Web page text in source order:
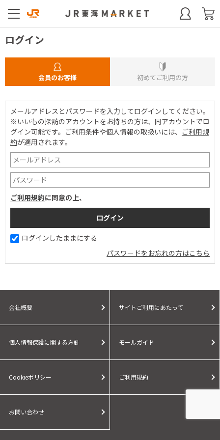
ログイン
会員のお客様 初めてご利用の方
メールアドレスとパスワードを入力してログインしてください。
※いいもの探訪のアカウントをお持ちの方は、同アカウントでロ
グイン可能です。 ご利用条件や個人情報の取扱いには、 ご利用規
約が適用されます。
ご利用規約に同意の上、
ログインしたままにする
パスワードをお忘れの方はこちら
会社概要 サイトご利用にあたって
個人情報保護に関する方針 モールガイド
Cookieポリシー ご利用規約
お問い合わせ